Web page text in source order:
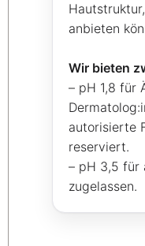
anbieten
Wir bieten
– pH 1,8 für
autorisierte
reserviert.
– pH 3,5 für
zugelassen.